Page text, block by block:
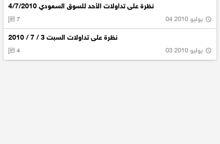
نظرة على تداولات الأحد للسوق السعودي 4/7/2010
04 يوليو 2010 7
نظرة على تداولات السبت 3 / 7 / 2010
03 يوليو 2010 4